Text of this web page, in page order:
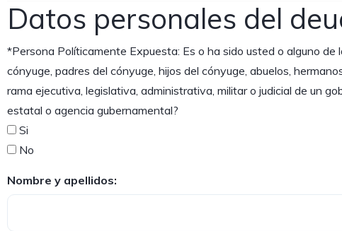
Datos personales del
*Persona Políticamente Expuesta: Es o ha sido usted o alguno
cónyuge, padres del cónyuge, hijos del cónyuge, abuelos,
rama ejecutiva, legislativa, administrativa, militar o judicial de un
estatal o agencia gubernamental?
Si
No
Nombre y apellidos: